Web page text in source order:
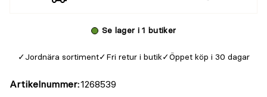
Se lager i 1 butiker
Jordnära sortiment Fri retur i butik Öppet köp i 30 dagar
Artikelnummer 1268539